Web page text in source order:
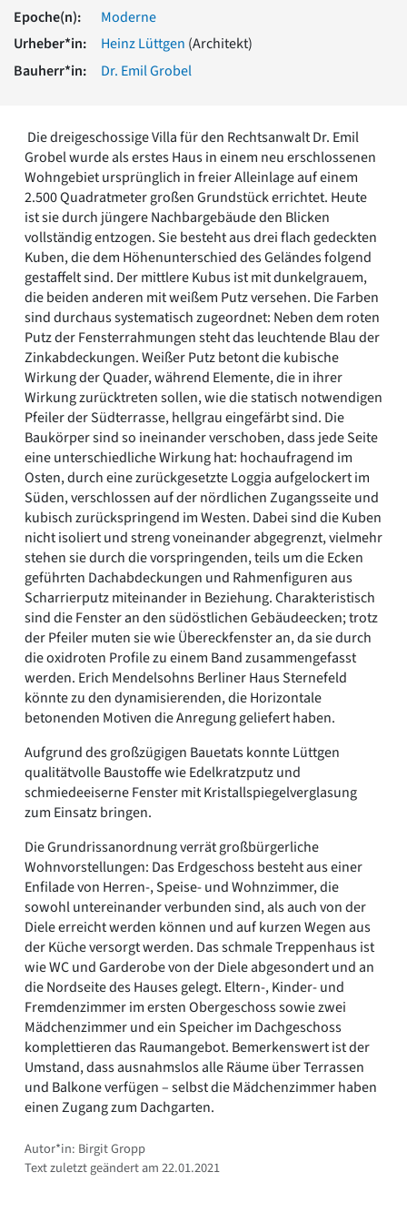
Romanik
Vorromanik
Römische Antike
Über uns
Fachbeirat
Freunde & Förderer
Kontakt
Impressum
Datenschutz
Suchbegriff eingeben
Epoche(n):
Moderne
Urheber*in:
Heinz Lüttgen (Architekt)
Bauherr*in:
Dr. Emil Grobel
Die dreigeschossige Villa für den Rechtsanwalt Dr. Emil
Grobel wurde als erstes Haus in einem neu erschlossenen
Wohngebiet ursprünglich in freier Alleinlage auf einem
2.500 Quadratmeter großen Grundstück errichtet. Heute
ist sie durch jüngere Nachbargebäude den Blicken
vollständig entzogen. Sie besteht aus drei flach gedeckten
Kuben, die dem Höhenunterschied des Geländes folgend
gestaffelt sind. Der mittlere Kubus ist mit dunkelgrauem,
die beiden anderen mit weißem Putz versehen. Die Farben
sind durchaus systematisch zugeordnet: Neben dem roten
Putz der Fensterrahmungen steht das leuchtende Blau der
Zinkabdeckungen. Weißer Putz betont die kubische
Wirkung der Quader, während Elemente, die in ihrer
Wirkung zurücktreten sollen, wie die statisch notwendigen
Pfeiler der Südterrasse, hellgrau eingefärbt sind. Die
Baukörper sind so ineinander verschoben, dass jede Seite
eine unterschiedliche Wirkung hat: hochaufragend im
Osten, durch eine zurückgesetzte Loggia aufgelockert im
Süden, verschlossen auf der nördlichen Zugangsseite und
kubisch zurückspringend im Westen. Dabei sind die Kuben
nicht isoliert und streng voneinander abgegrenzt, vielmehr
stehen sie durch die vorspringenden, teils um die Ecken
geführten Dachabdeckungen und Rahmenfiguren aus
Scharrierputz miteinander in Beziehung. Charakteristisch
sind die Fenster an den südöstlichen Gebäudeecken; trotz
der Pfeiler muten sie wie Übereckfenster an, da sie durch
die oxidroten Profile zu einem Band zusammengefasst
werden. Erich Mendelsohns Berliner Haus Sternefeld
könnte zu den dynamisierenden, die Horizontale
betonenden Motiven die Anregung geliefert haben.
Aufgrund des großzügigen Bauetats konnte Lüttgen
qualitätvolle Baustoffe wie Edelkratzputz und
schmiedeeiserne Fenster mit Kristallspiegelverglasung
zum Einsatz bringen.
Die Grundrissanordnung verrät großbürgerliche
Wohnvorstellungen: Das Erdgeschoss besteht aus einer
Enfilade von Herren-, Speise- und Wohnzimmer, die
sowohl untereinander verbunden sind, als auch von der
Diele erreicht werden können und auf kurzen Wegen aus
der Küche versorgt werden. Das schmale Treppenhaus ist
wie WC und Garderobe von der Diele abgesondert und an
die Nordseite des Hauses gelegt. Eltern-, Kinder- und
Fremdenzimmer im ersten Obergeschoss sowie zwei
Mädchenzimmer und ein Speicher im Dachgeschoss
komplettieren das Raumangebot. Bemerkenswert ist der
Umstand, dass ausnahmslos alle Räume über Terrassen
und Balkone verfügen – selbst die Mädchenzimmer haben
einen Zugang zum Dachgarten.
Autor*in: Birgit Gropp
Text zuletzt geändert am 22.01.2021